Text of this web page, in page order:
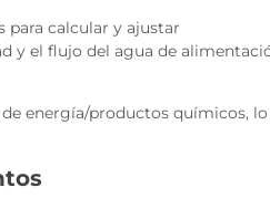
calcular y ajustar
y el flujo del agua de
energía/productos químicos,